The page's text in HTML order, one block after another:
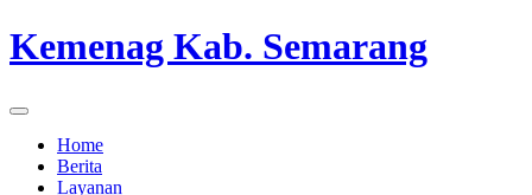
Kemenag Kab. Semarang
Home
Berita
Layanan